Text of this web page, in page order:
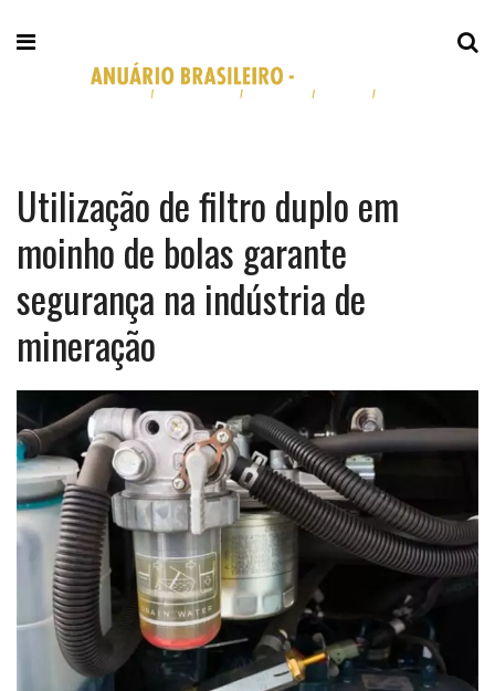
Utilização de filtro duplo em
moinho de bolas garante
segurança na indústria de
mineração